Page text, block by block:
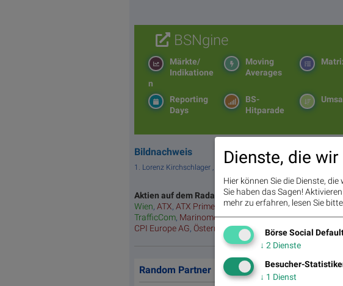
BSNgine
Moving
Averages
Märkte/
Indikatione
n
BS-
Hitparade
Reporting
Days
Bildnachweis
1. Lorenz Kirchschlager , Admiral Sportwetten >> Öffnen auf
Aktien auf dem Radar: Rosenbauer,Bajaj Mobility AG,
Wien, ATX, ATX Prime, ATX TR,Bawag,ATX NTR,Erste
TrafficCom, Marinomed Biotech,VIG,Warimpex,BTV
CPI Europe AG, Österreichische Post,Telekom Austria,
Random Partner
Dienste, die
Hier können Sie die Dienste,
Sie haben das Sagen!
mehr zu erfahren, lesen Sie
Börse Social
↓ 2 Dienste
Besucher-
↓ 1 Dienst